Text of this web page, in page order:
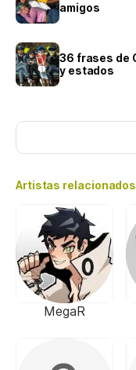
amigos
36 frases de
y estados
Artistas relacionados
MegaR